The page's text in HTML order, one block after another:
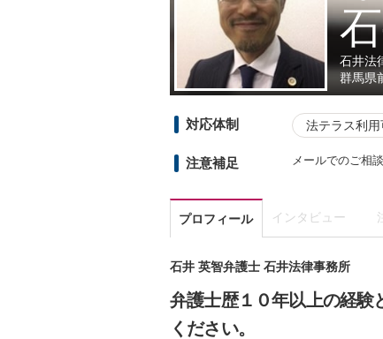
石井法
群馬県
対応体制 法テラス利用
注意補足 メールでのご相
プロフィール インタビュー
石井 英智弁護士 石井法律事務所
弁護士歴１０年以上の経験
ください。